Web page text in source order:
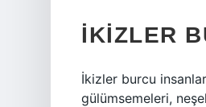
İKIZLER
İkizler burcu
gülümsemeleri,